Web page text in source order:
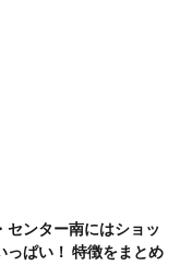
センター南にはショッ
っぱい！ 特徴をまとめ